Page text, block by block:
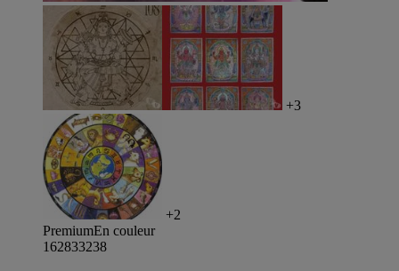
+3
+2
PremiumEn couleur
162833238